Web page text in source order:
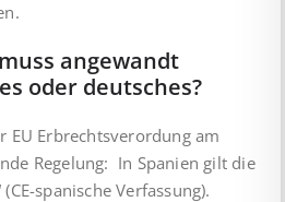
angewandt
oder deutsches?
EU Erbrechtsverordung am
Regelung: In Spanien gilt die
spa­nische Verfassung).